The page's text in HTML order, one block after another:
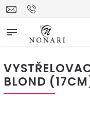
BLOND